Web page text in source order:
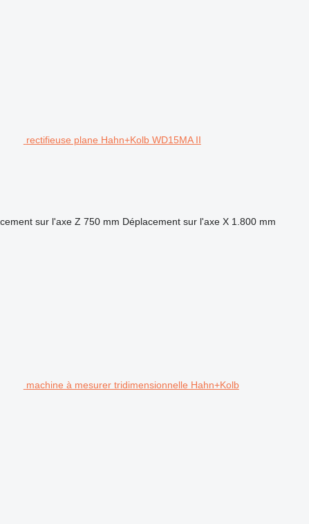
rectifieuse plane Hahn+Kolb WD15MA II
sur l'axe Z 750 mm Déplacement sur l'axe X 1.800 mm
machine à mesurer tridimensionnelle Hahn+Kolb